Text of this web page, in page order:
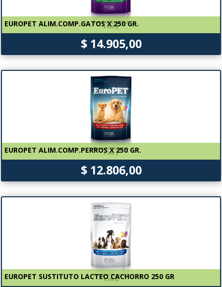
EUROPET ALIM.COMP.GATOS X 250 GR.
$ 14.905,00
EUROPET ALIM.COMP.PERROS X 250 GR.
$ 12.806,00
EUROPET SUSTITUTO LACTEO CACHORRO 250 GR